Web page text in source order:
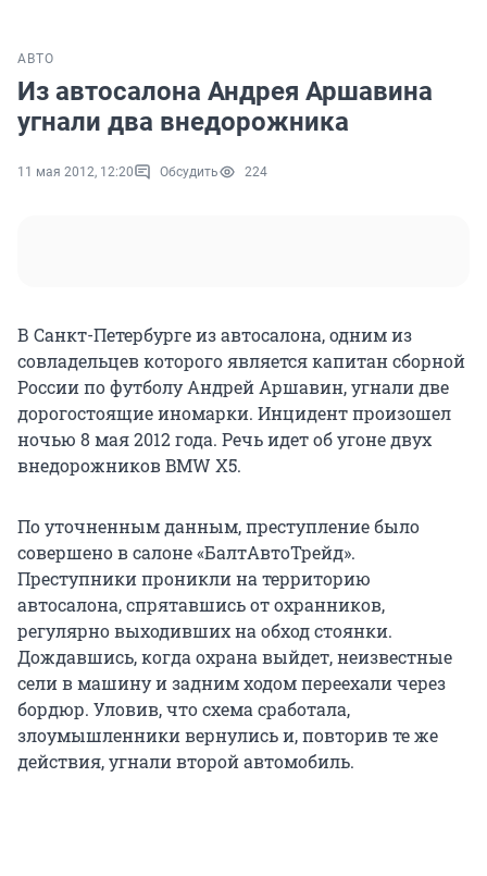
АВТО
Из автосалона Андрея Аршавина
угнали два внедорожника
11 мая 2012, 12:20 Обсудить 224
В Санкт-Петербурге из автосалона, одним из
совладельцев которого является капитан сборной
России по футболу Андрей Аршавин, угнали две
дорогостоящие иномарки. Инцидент произошел
ночью 8 мая 2012 года. Речь идет об угоне двух
внедорожников BMW Х5.
По уточненным данным, преступление было
совершено в салоне «БалтАвтоТрейд».
Преступники проникли на территорию
автосалона, спрятавшись от охранников,
регулярно выходивших на обход стоянки.
Дождавшись, когда охрана выйдет, неизвестные
сели в машину и задним ходом переехали через
бордюр. Уловив, что схема сработала,
злоумышленники вернулись и, повторив те же
действия, угнали второй автомобиль.